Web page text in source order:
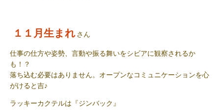
１１月生まれさん
仕事の仕方や姿勢、言動や振る舞いをシビアに観察されるか
も！？
落ち込む必要はありません。オープンなコミュニケーションを心
がけると吉♪
ラッキーカクテルは『ジンバック 』